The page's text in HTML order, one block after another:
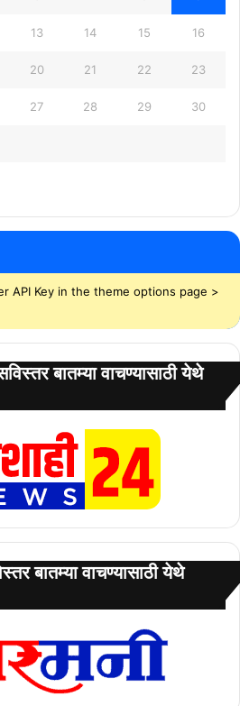
13 14 15 16
20 21 22 23
27 28 29 30
API Key in the theme options page >
बातम्या वाचण्यासाठी येथे
बातम्या वाचण्यासाठी येथे